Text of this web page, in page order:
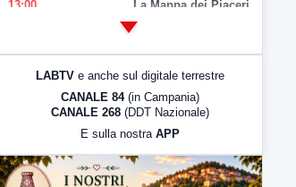
13:00 La Mappa dei Piaceri
LabNews (Diretta)
23:00 LabNews (replica)
LABTV e anche sul digitale terrestre
CANALE 84 (in Campania)
CANALE 268 (DDT Nazionale)
E sulla nostra APP